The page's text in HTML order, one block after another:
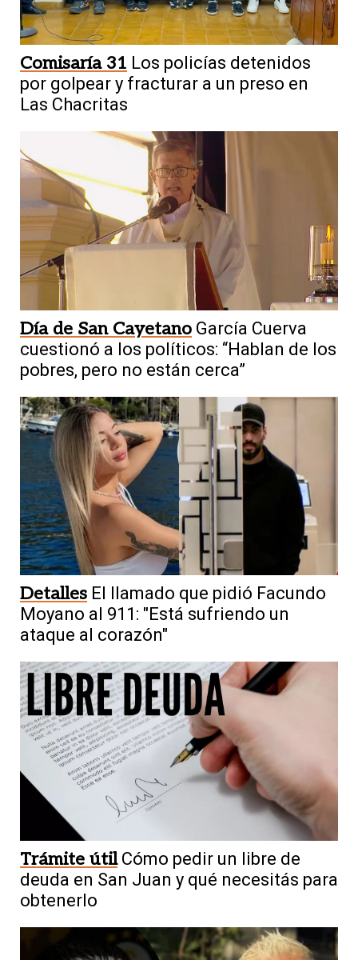
Comisaría 31 Los policías detenidos
por golpear y fracturar a un preso en
Las Chacritas
Día de San Cayetano García Cuerva
cuestionó a los políticos: “Hablan de los
pobres, pero no están cerca”
Detalles El llamado que pidió Facundo
Moyano al 911: "Está sufriendo un
ataque al corazón"
Trámite útil Cómo pedir un libre de
deuda en San Juan y qué necesitás para
obtenerlo